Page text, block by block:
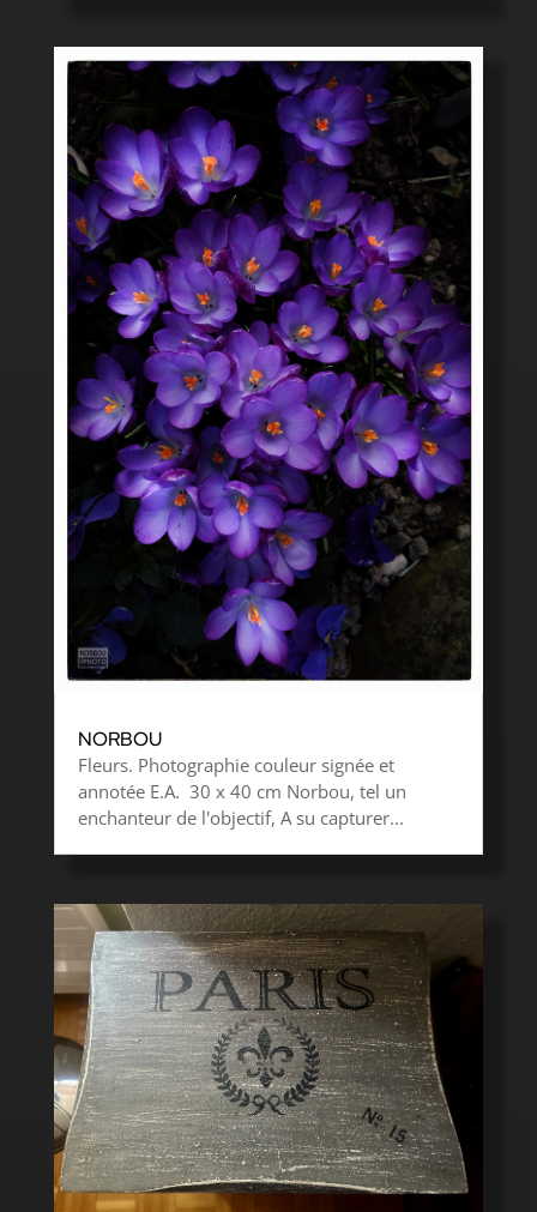
NORBOU
Fleurs. Photographie couleur signée et
annotée E.A. 30 x 40 cm Norbou, tel un
enchanteur de l'objectif, A su capturer...